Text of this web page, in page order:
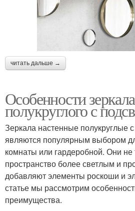
читать дальше →
Особенности
полукруглого с
Зеркала настенные полукруглые
являются популярным выбором
комнаты или гардеробной. Они не
пространство более светлым и
добавляют элементы роскоши и
статье мы рассмотрим
преимущества.